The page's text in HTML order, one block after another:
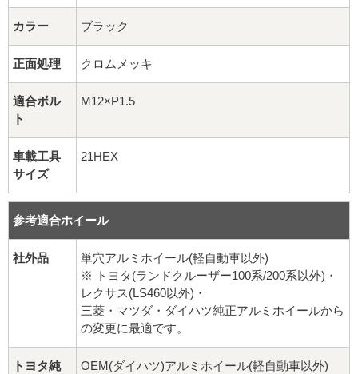
ホイールナット
平面座ナット
ショート平面ナット
球面座ナット
ロング球面ナット
ショート球面ナット
貫通ナット
袋ナット
カラー ブラック
正面処理 クロムメッキ
適合ボル
ト
M12×P1.5
車載工具
サイズ
21HEX
参考適合ホイール
社外品
単穴アルミホイール(軽自動車以外)
※ トヨタ(ランドクルーザー100系/200系以外)・
レクサス(LS460以外)・
三菱・マツダ・ダイハツ純正アルミホイールから
の変更に最適です。
トヨタ純
OEM(ダイハツ)アルミホイール(軽自動車以外)